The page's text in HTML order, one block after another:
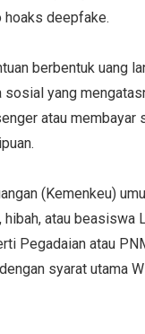
hoaks deepfake.
berbentuk uang
yang
atau membayar
(Kemenkeu)
atau beasiswa
Pegadaian atau
syarat utama